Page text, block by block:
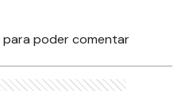
para poder comentar